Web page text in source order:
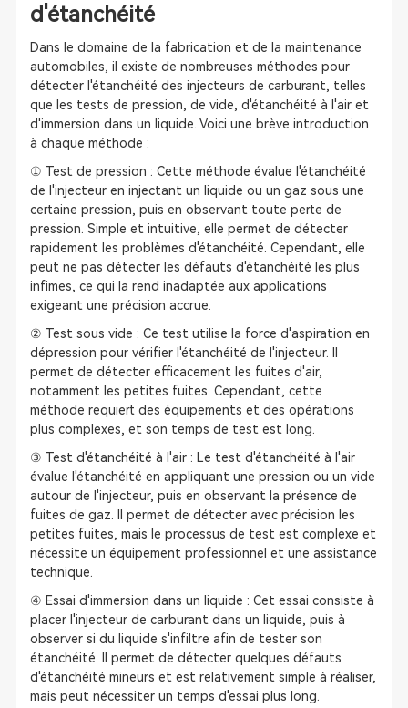
d'étanchéité
Dans le domaine de la fabrication et de la maintenance
automobiles, il existe de nombreuses méthodes pour
détecter l'étanchéité des injecteurs de carburant, telles
que les tests de pression, de vide, d'étanchéité à l'air et
d'immersion dans un liquide. Voici une brève introduction
à chaque méthode :
① Test de pression : Cette méthode évalue l'étanchéité
de l'injecteur en injectant un liquide ou un gaz sous une
certaine pression, puis en observant toute perte de
pression. Simple et intuitive, elle permet de détecter
rapidement les problèmes d'étanchéité. Cependant, elle
peut ne pas détecter les défauts d'étanchéité les plus
infimes, ce qui la rend inadaptée aux applications
exigeant une précision accrue.
② Test sous vide : Ce test utilise la force d'aspiration en
dépression pour vérifier l'étanchéité de l'injecteur. Il
permet de détecter efficacement les fuites d'air,
notamment les petites fuites. Cependant, cette
méthode requiert des équipements et des opérations
plus complexes, et son temps de test est long.
③ Test d'étanchéité à l'air : Le test d'étanchéité à l'air
évalue l'étanchéité en appliquant une pression ou un vide
autour de l'injecteur, puis en observant la présence de
fuites de gaz. Il permet de détecter avec précision les
petites fuites, mais le processus de test est complexe et
nécessite un équipement professionnel et une assistance
technique.
④ Essai d'immersion dans un liquide : Cet essai consiste à
placer l'injecteur de carburant dans un liquide, puis à
observer si du liquide s'infiltre afin de tester son
étanchéité. Il permet de détecter quelques défauts
d'étanchéité mineurs et est relativement simple à réaliser,
mais peut nécessiter un temps d'essai plus long.